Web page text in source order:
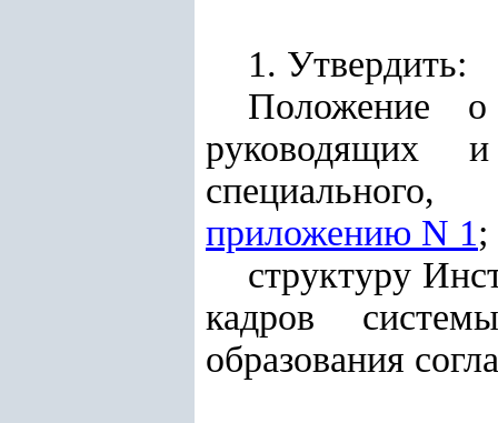
1. Утвердить:
Положение о
руководящих
приложению N 1;
структуру
кадров
образования